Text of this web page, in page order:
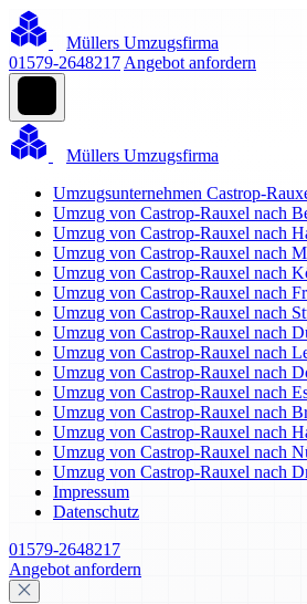
Müllers Umzugsfirma
01579-2648217 Angebot anfordern
Müllers Umzugsfirma
Umzugsunternehmen Castrop-
Umzug von Castrop-Rauxel nach
Umzug von Castrop-Rauxel nach
Umzug von Castrop-Rauxel nach
Umzug von Castrop-Rauxel nach
Umzug von Castrop-Rauxel nach
Umzug von Castrop-Rauxel nach
Umzug von Castrop-Rauxel nach
Umzug von Castrop-Rauxel nach
Umzug von Castrop-Rauxel nach
Umzug von Castrop-Rauxel nach
Umzug von Castrop-Rauxel nach
Umzug von Castrop-Rauxel nach
Umzug von Castrop-Rauxel nach
Umzug von Castrop-Rauxel nach
Impressum
Datenschutz
01579-2648217
Angebot anfordern